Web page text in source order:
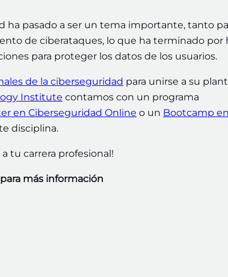
ha pasado a ser un tema importante, tanto
de ciberataques, lo que ha terminado por
para proteger los datos de los usuarios.
de la ciberseguridad para unirse a su
Institute contamos con un programa
en Ciberseguridad Online o un Bootcamp
disciplina.
tu carrera profesional!
más información